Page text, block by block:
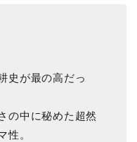
史が最の高だっ
の中に秘めた超然
性。